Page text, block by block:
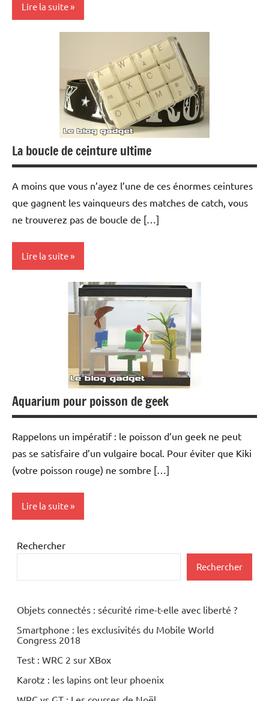
Lire la suite
La boucle de ceinture ultime
A moins que vous n’ayez l’une de ces énormes ceintures
que gagnent les vainqueurs des matches de catch, vous
ne trouverez pas de boucle de […]
Lire la suite
Aquarium pour poisson de geek
Rappelons un impératif : le poisson d’un geek ne peut
pas se satisfaire d’un vulgaire bocal. Pour éviter que Kiki
(votre poisson rouge) ne sombre […]
Lire la suite
Inclassables
Rechercher
Rechercher
Objets connectés : sécurité rime-t-elle avec liberté ?
Smartphone : les exclusivités du Mobile World
Congress 2018
Test : WRC 2 sur XBox
Karotz : les lapins ont leur phoenix